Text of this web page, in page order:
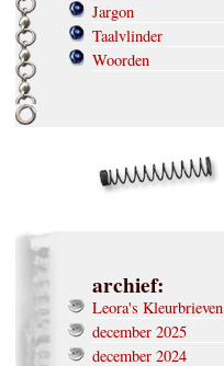
Jargon
Taalvlinder
Woorden
archief:
Leora's Kleurbrieven
december 2025
december 2024